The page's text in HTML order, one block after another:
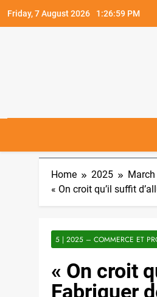
Friday, 7 August 2026 1:27:00 PM
Home 2025 March
« On croit qu’il suffit
5 | 2025 – COMMERCE ET
« On croit
Fabriquer